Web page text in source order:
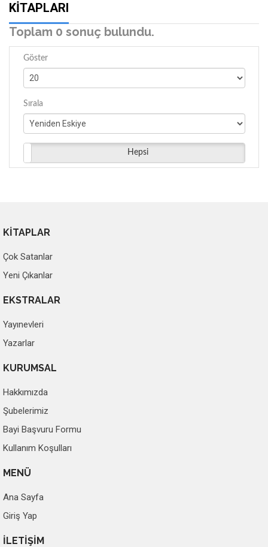
KITAPLARI
Toplam 0 sonuç bulundu.
Göster
Sırala
Hepsi
KİTAPLAR
Çok Satanlar
Yeni Çıkanlar
EKSTRALAR
Yayınevleri
Yazarlar
KURUMSAL
Hakkımızda
Şubelerimiz
Bayi Başvuru Formu
Kullanım Koşulları
MENÜ
Ana Sayfa
Giriş Yap
İLETİŞİM